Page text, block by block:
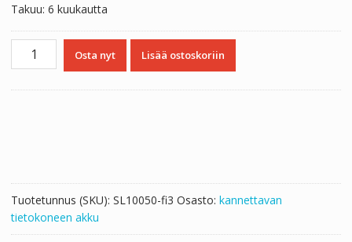
Takuu: 6 kuukautta
Kannettavan
tietokoneen
Osta nyt Lisää ostoskoriin
Tuotetunnus (SKU): SL10050-fi3 Osasto: kannettavan
tietokoneen akku